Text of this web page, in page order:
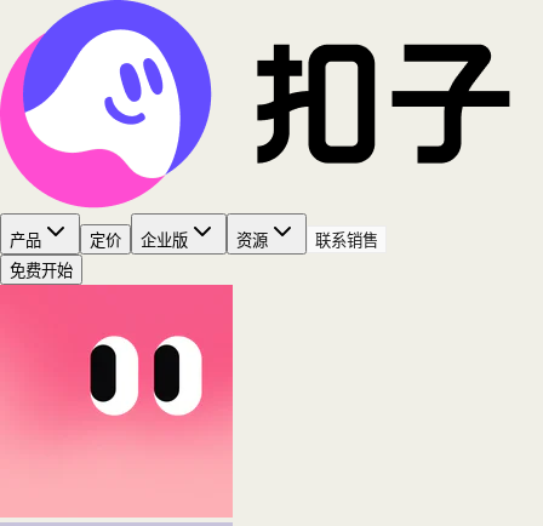
产品 定价 企业版 资源
联系销售
免费开始